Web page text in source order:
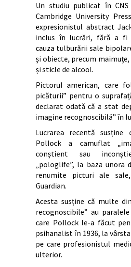
Un studiu publicat în CNS
Cambridge University
expresionistul abstract
inclus în lucrări, fără a fi
cauza tulburării sale
și obiecte, precum
și sticle de alcool.
Pictorul american, care
picăturii” pentru o
declarat odată că a stat
imagine recognoscibilă” în
Lucrarea recentă
Pollock a camuflat
conștient sau
„pologlife”, la baza unora
renumite picturi ale
Guardian.
Acesta susține că multe
recognoscibile” au
care Pollock le-a făcut
psihanalist în 1936, la
pe care profesionistul
ulterior.